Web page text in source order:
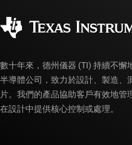
myTI 帳戶常見問題解答
數十年來，德州儀器 (TI) 持續不懈
半導體公司，致力於設計、製造、
片。我們的產品協助客戶有效地
在設計中提供核心控制或處理。